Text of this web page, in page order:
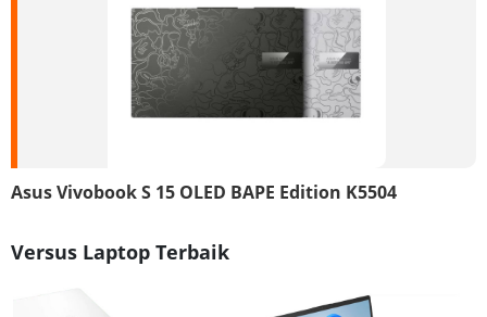
Asus Vivobook S 15 OLED BAPE Edition K5504
Versus Laptop Terbaik